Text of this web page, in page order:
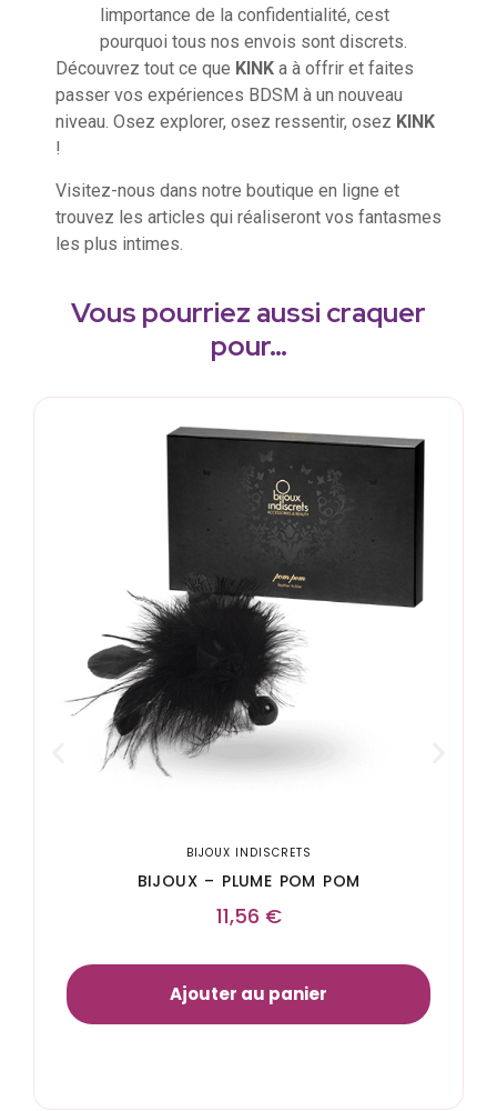
limportance de la confidentialité, cest
pourquoi tous nos envois sont discrets.
Découvrez tout ce que KINK a à offrir et faites
passer vos expériences BDSM à un nouveau
niveau. Osez explorer, osez ressentir, osez KINK
!
Visitez-nous dans notre boutique en ligne et
trouvez les articles qui réaliseront vos fantasmes
les plus intimes.
Vous pourriez aussi craquer
pour…
BIJOUX INDISCRETS
BIJOUX – PLUME POM POM
11,56 €
Ajouter au panier